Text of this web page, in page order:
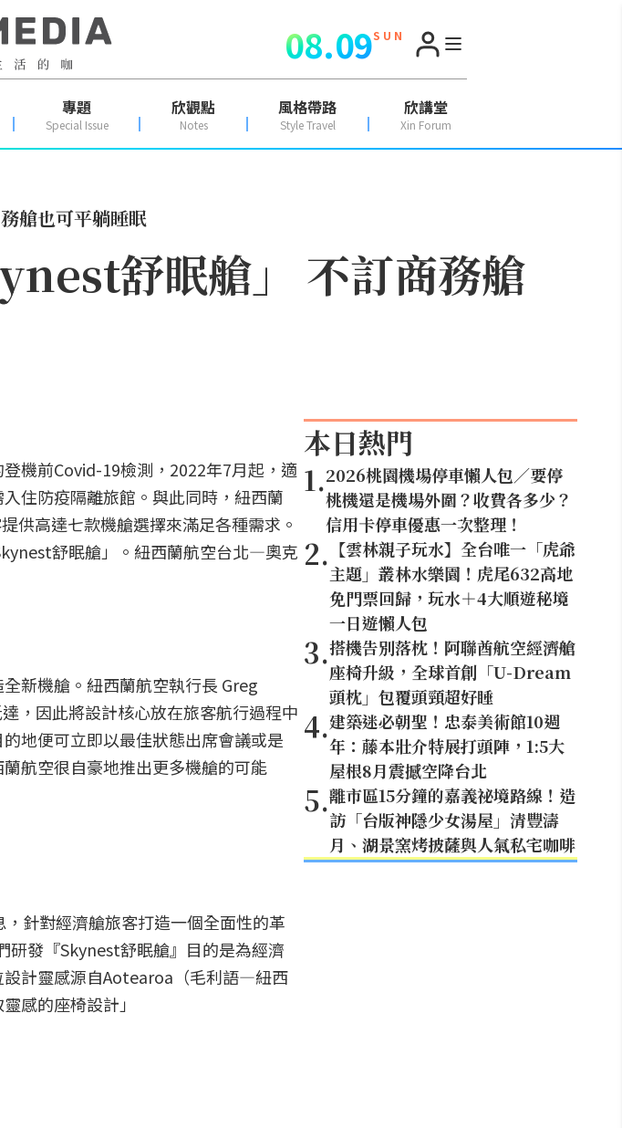
08.09S U N
專題
Special Issue
欣觀點
Notes
風格帶路
Style Travel
欣講堂
Xin Forum
艙也可平躺睡眠
舒眠艙」 不訂商務艙
機前Covid-19檢測，2022年7月起，適
住防疫隔離旅館。與此同時，紐西蘭
供高達七款機艙選擇來滿足各種需求。
舒眠艙」。紐西蘭航空台北—奧克
新機艙。紐西蘭航空執行長 Greg
，因此將設計核心放在旅客航行過程中
地便可立即以最佳狀態出席會議或是
航空很自豪地推出更多機艙的可能
針對經濟艙旅客打造一個全面性的革
研發『Skynest舒眠艙』目的是為經濟
設計靈感源自Aotearoa（毛利語—紐西
感的座椅設計」
本日熱門
1.2026桃園機場停車懶人包／要停
桃機還是機場外圍？收費各多少？
信用卡停車優惠一次整理！
2. 【雲林親子玩水】全台唯一「虎爺
主題」叢林水樂園！虎尾632高地
免門票回歸，玩水＋4大順遊秘境
一日遊懶人包
3.搭機告別落枕！阿聯酋航空經濟艙
座椅升級，全球首創「U-Dream
頭枕」包覆頭頸超好睡
4.建築迷必朝聖！忠泰美術館10週
年：藤本壯介特展打頭陣，1:5大
屋根8月震撼空降台北
5.離市區15分鐘的嘉義祕境路線！造
訪「台版神隱少女湯屋」清豐濤
月、湖景窯烤披薩與人氣私宅咖啡